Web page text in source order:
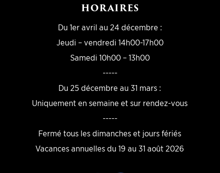
HORAIRES
Du 1er avril au 24 décembre :
Jeudi – vendredi 14h00-17h00
Samedi 10h00 – 13h00
-----
Du 25 décembre au 31 mars :
Uniquement en semaine et sur rendez-vous
-----
Fermé tous les dimanches et jours fériés
Vacances annuelles du 19 au 31 août 2026